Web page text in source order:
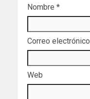
Nombre *
Correo electrónico
Web